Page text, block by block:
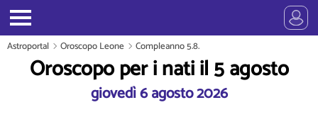
Astroportal Oroscopo Leone Compleanno 5.8.
Oroscopo per i nati il 5 agosto
giovedì 6 agosto 2026